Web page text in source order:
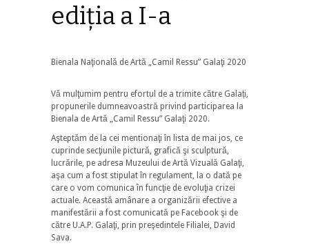
ediția a I-a
Bienala Naţională de Artă „Camil Ressu” Galaţi 2020
Vă mulţumim pentru efortul de a trimite către Galați,
propunerile dumneavoastră privind participarea la
Bienala de Artă „Camil Ressu” Galaţi 2020.
Aşteptăm de la cei mentionaţi în lista de mai jos, ce
cuprinde secţiunile pictură, grafică şi sculptură,
lucrările, pe adresa Muzeului de Artă Vizuală Galaţi,
aşa cum a fost stipulat în regulament, la o dată pe
care o vom comunica în funcţie de evoluţia crizei
actuale. Această amânare a organizării efective a
manifestării a fost comunicată pe Facebook şi de
către U.A.P. Galaţi, prin preşedintele Filialei, David
Sava.